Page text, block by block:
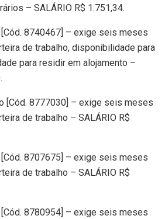
– SALÁRIO R$ 1.751,34.
8740467] – exige seis meses
de trabalho, disponibilidade para
para residir em alojamento –
[Cód. 8777030] – exige seis meses
de trabalho – SALÁRIO R$
8707675] – exige seis meses
de trabalho – SALÁRIO R$
8780954] – exige seis meses